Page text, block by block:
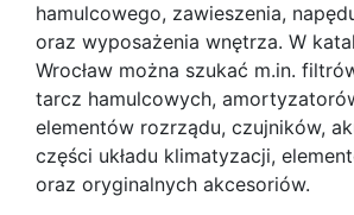
hamulcowego, zawieszenia,
oraz wyposażenia wnętrza. W
Wrocław można szukać m.in.
tarcz hamulcowych,
elementów rozrządu, czujników,
części układu klimatyzacji,
oraz oryginalnych akcesoriów.